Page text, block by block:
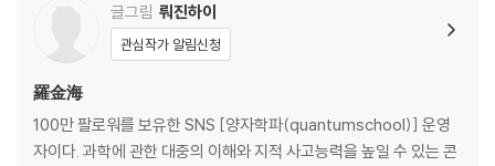
글그림 뤄진하이
관심작가 알림신청
羅金海
100만 팔로워를 보유한 SNS [양자학파(quantumschool)] 운영
자이다. 과학에 관한 대중의 이해와 지적 사고능력을 높일 수 있는 콘